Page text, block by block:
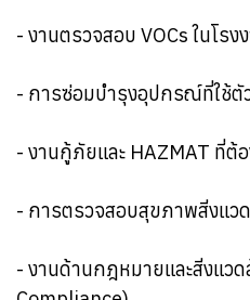
- งานตรวจสอบ VOCs ในโรง
- การซ่อมบำรุงอุปกรณ์ที่ใช้ตั
- งานกู้ภัยและ HAZMAT ที่ต้
- การตรวจสอบสุขภาพสิ่งแว
- งานด้านกฎหมายและสิ่งแว